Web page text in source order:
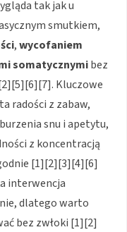
tak jak u
smutkiem,
,wycofaniem
somatycznymibez
Kluczowe
radości z zabaw,
snu i apetytu,
z koncentracją
[1][2][3][4][6]
interwencja
dlatego warto
bez zwłoki [1][2]